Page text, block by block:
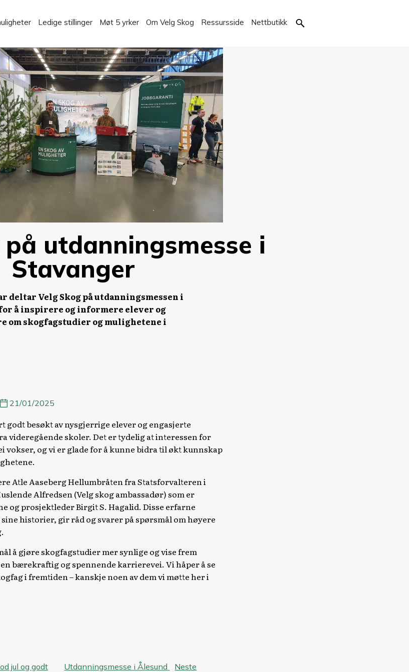
Ledige stillinger Møt 5 yrker Om Velg Skog Ressursside Nettbutikk
utdanningsmesse i
Stavanger
deltar Velg Skog på utdanningsmessen i
å inspirere og informere elever og
om skogfagstudier og mulighetene i
21/01/2025
godt besøkt av nysgjerrige elever og engasjerte
videregående skoler. Det er tydelig at interessen for
vokser, og vi er glade for å kunne bidra til økt kunnskap
Atle Aaseberg Hellumbråten fra Statsforvalteren i
Alfredsen (Velg skog ambassadør) som er
og prosjektleder Birgit S. Hagalid. Disse erfarne
historier, gir råd og svarer på spørsmål om høyere
å gjøre skogfagstudier mer synlige og vise frem
bærekraftig og spennende karrierevei. Vi håper å se
i fremtiden – kanskje noen av dem vi møtte her i
jul og godt
Utdanningsmesse i Ålesund
Neste